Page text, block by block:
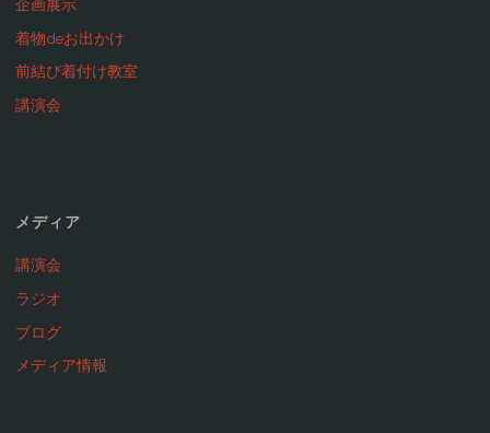
企画展示
着物deお出かけ
前結び着付け教室
講演会
メディア
講演会
ラジオ
ブログ
メディア情報